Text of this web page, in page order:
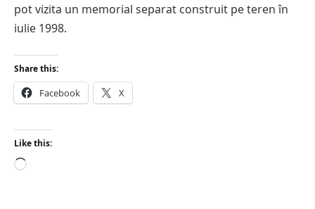
pot vizita un memorial separat construit pe teren în
iulie 1998.
Share this:
Facebook X
Like this:
Loading…